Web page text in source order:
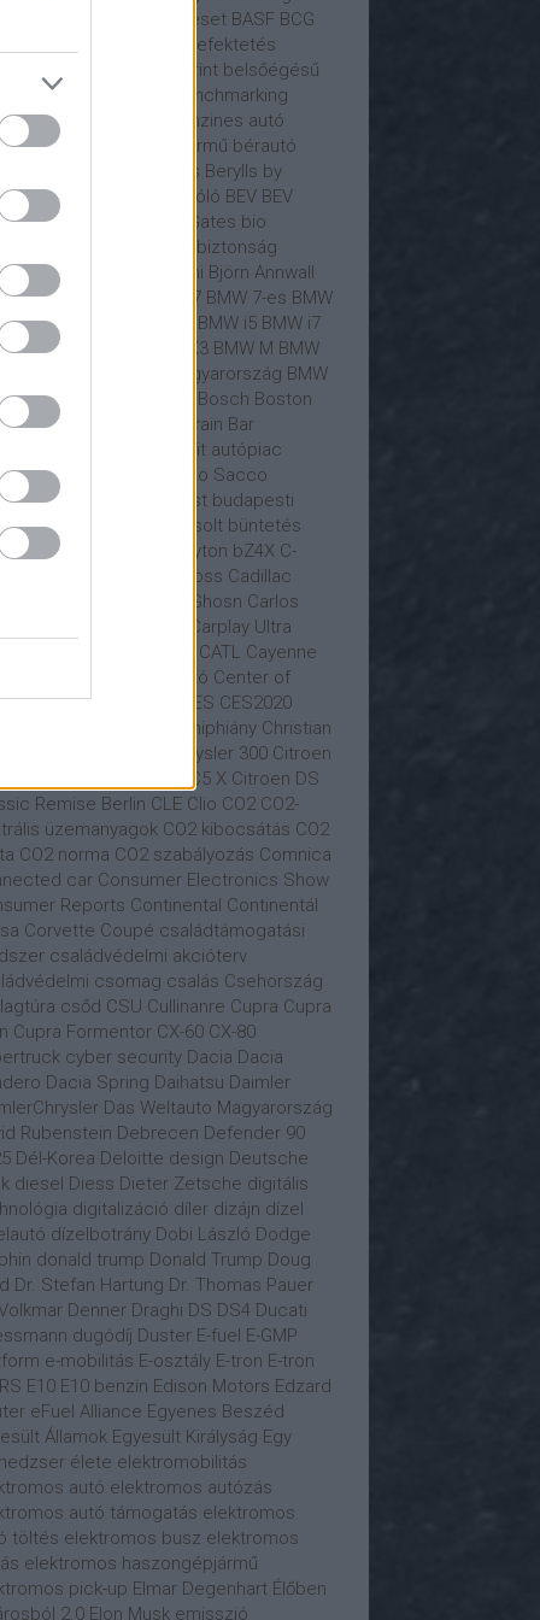
baleset BASF BCG
befektetés
Behind the Blueprint belsőégésű
belső égésű motor
benchmarking
Bentley
benzines autó
benzinmotoros jármű bérautó
Berylls Berylls by
Beszóló BEV BEV
Beyond Zero Bill Gates bio
biztonság
biztosító Bizzarrini Björn Annwall
bmw BMW 7 BMW 7-es BMW
Accounts
BMW i5 BMW i7
i7 M70
BMW iX3 BMW M BMW
BMW Magyarország BMW
BMW X5 Bosch Boston
Group
Brain Bar
brit autópiac
Bruno Le Maire
Bruno Sacco
budapest Budapest budapesti
Bujáki Zsolt büntetés
Class
Byton bZ4X C-
C5 Aircross Cadillac
Carlos Ghosn Carlos
Carplay Ultra
CATL Cayenne
cégautó Center of
Management
CES CES2020
chiphiány Christian
Chrysler 300 Citroen
Citroen C5 X Citroen DS
Remise Berlin CLE Clio CO2 CO2-
üzemanyagok CO2 kibocsátás CO2
CO2 norma CO2 szabályozás Comnica
car Consumer Electronics Show
Reports Continental Continentál
Corvette Coupé családtámogatási
családvédelmi akcióterv
csomag csalás Csehország
csőd CSU Cullinanre Cupra Cupra
Cupra Formentor CX-60 CX-80
cyber security Dacia Dacia
Dacia Spring Daihatsu Daimler
Das Weltauto Magyarország
Rubenstein Debrecen Defender 90
Dél-Korea Deloitte design Deutsche
diesel Diess Dieter Zetsche digitális
digitalizáció díler dizájn dízel
dízelbotrány Dobi László Dodge
donald trump Donald Trump Doug
Dr. Stefan Hartung Dr. Thomas Pauer
Denner Draghi DS DS4 Ducati
dugódíj Duster E-fuel E-GMP
e-mobilitás E-osztály E-tron E-tron
E10 E10 benzin Edison Motors Edzard
eFuel Alliance Egyenes Beszéd
Államok Egyesült Királyság Egy
élete elektromobilitás
autó elektromos autózás
autó támogatás elektromos
töltés elektromos busz elektromos
elektromos haszongépjármű
pick-up Elmar Degenhart Élőben
2.0 Elon Musk emisszió